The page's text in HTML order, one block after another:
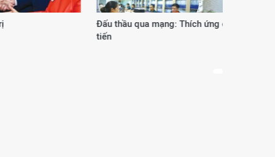
Đấu thầu qua mạng: Thích ứng để vững